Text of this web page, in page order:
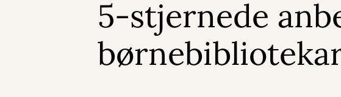
5-stjernede